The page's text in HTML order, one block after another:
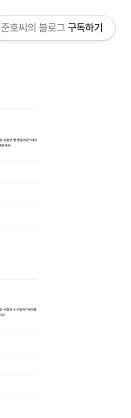
준호씨의 블로그 구독하기